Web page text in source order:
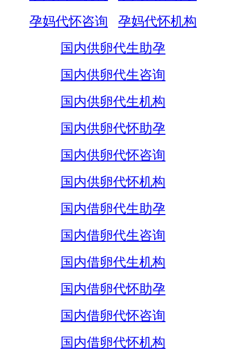
孕妈代怀咨询
孕妈代怀机构
国内供卵代生助孕
国内供卵代生咨询
国内供卵代生机构
国内供卵代怀助孕
国内供卵代怀咨询
国内供卵代怀机构
国内借卵代生助孕
国内借卵代生咨询
国内借卵代生机构
国内借卵代怀助孕
国内借卵代怀咨询
国内借卵代怀机构